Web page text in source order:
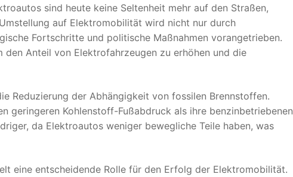
sind heute keine Seltenheit mehr auf den Straßen,
auf Elektromobilität wird nicht nur durch
Fortschritte und politische Maßnahmen vorangetrieben.
Anteil von Elektrofahrzeugen zu erhöhen und die
Reduzierung der Abhängigkeit von fossilen Brennstoffen.
geringeren Kohlenstoff-Fußabdruck als ihre benzinbetriebenen
da Elektroautos weniger bewegliche Teile haben, was
eine entscheidende Rolle für den Erfolg der Elektromobilität.